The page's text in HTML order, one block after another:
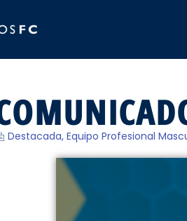
Destacada, Equipo Profesional